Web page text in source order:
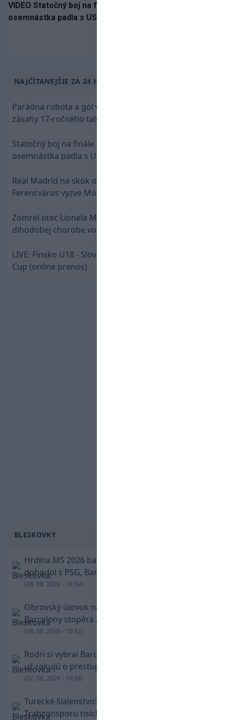
VIDEO Statočný boj na finále nestačil: Slovenská
osemnástka padla s USA a zabojuje o bronz
NAJČÍTANEJŠIE ZA 24 HODÍN
Parádna robota a gól v oslabení! Pozrite si oba
zásahy 17-ročného talentu Rychlíka proti USA
Statočný boj na finále nestačil: Slovenská
osemnástka padla s USA a zabojuje o bronz
Real Madrid na skok od Slovenska: Borbélyho
Ferencváros vyzve Mourinhove hviezdy
Zomrel otec Lionela Messiho. Jorge podľahol
dlhodobej chorobe vo veku 68 rokov
LIVE: Fínsko U18 - Slovensko U18 / Hlinka-Gretzky
Cup (online prenos)
BLESKOVKY
Hrdina MS 2026 balí kufre! Ferran Torres sa
dohodol s PSG, Barcelona mu brániť nebude
(08. 08. 2026 - 16:59)
Obrovský úlovok na Anfielde: Liverpool získal z
Barcelony stopéra Arauja
(08. 08. 2026 - 10:32)
Rodri si vybral Barcelonu a odmietol Real. Kluby
už rokujú o prestupovej čiastke
(07. 08. 2026 - 10:34)
Turecké šialenstvo! Salaha vítali na štadióne
Trabzonsporu tisícky fanúšikov